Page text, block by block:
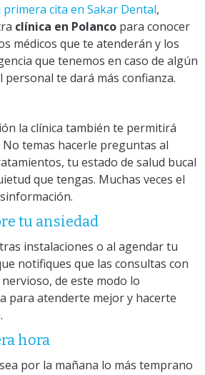
cita en Sakar Dental,
clínica en Polanco para conocer
médicos que te atenderán y los
que tenemos en caso de algún
personal te dará más confianza.
la clínica también te permitirá
No temas hacerle preguntas al
tu estado de salud bucal
que tengas. Muchas veces el
tu ansiedad
instalaciones o al agendar tu
notifiques que las consultas con
de este modo lo
para atenderte mejor y hacerte
hora
por la mañana lo más temprano